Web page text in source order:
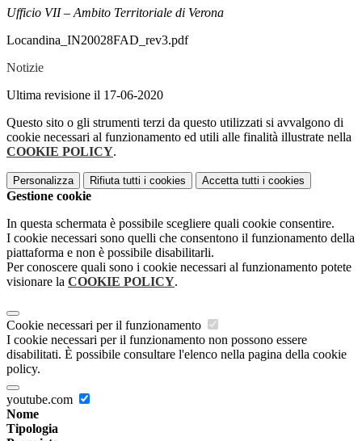
Ufficio VII – Ambito Territoriale di Verona
Locandina_IN20028FAD_rev3.pdf
Notizie
Ultima revisione il 17-06-2020
Questo sito o gli strumenti terzi da questo utilizzati si avvalgono di
cookie necessari al funzionamento ed utili alle finalità illustrate nella
COOKIE POLICY.
Personalizza Rifiuta tutti i cookies Accetta tutti i cookies
Gestione cookie
In questa schermata è possibile scegliere quali cookie consentire.
I cookie necessari sono quelli che consentono il funzionamento della
piattaforma e non è possibile disabilitarli.
Per conoscere quali sono i cookie necessari al funzionamento potete
visionare la COOKIE POLICY.
Cookie necessari per il funzionamento
I cookie necessari per il funzionamento non possono essere
disabilitati. È possibile consultare l'elenco nella pagina della cookie
policy.
youtube.com
Nome
Tipologia